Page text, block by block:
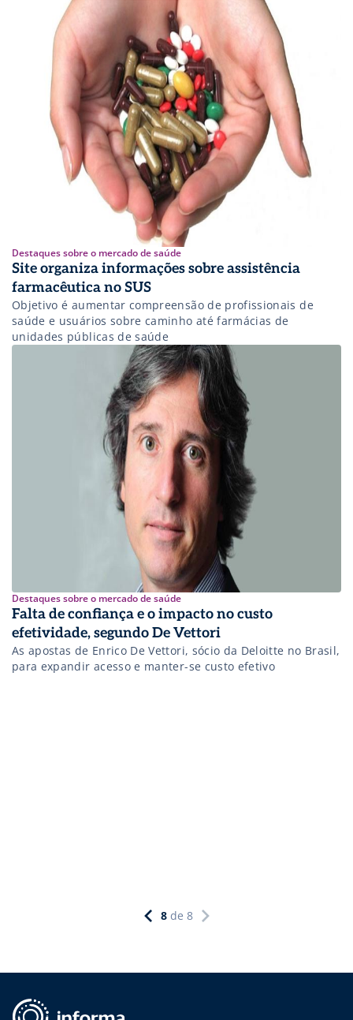
Destaques sobre o mercado de saúde
Site organiza informações sobre assistência
farmacêutica no SUS
Objetivo é aumentar compreensão de profissionais de
saúde e usuários sobre caminho até farmácias de
unidades públicas de saúde
Destaques sobre o mercado de saúde
Falta de confiança e o impacto no custo
efetividade, segundo De Vettori
As apostas de Enrico De Vettori, sócio da Deloitte no Brasil,
para expandir acesso e manter-se custo efetivo
8 de 8